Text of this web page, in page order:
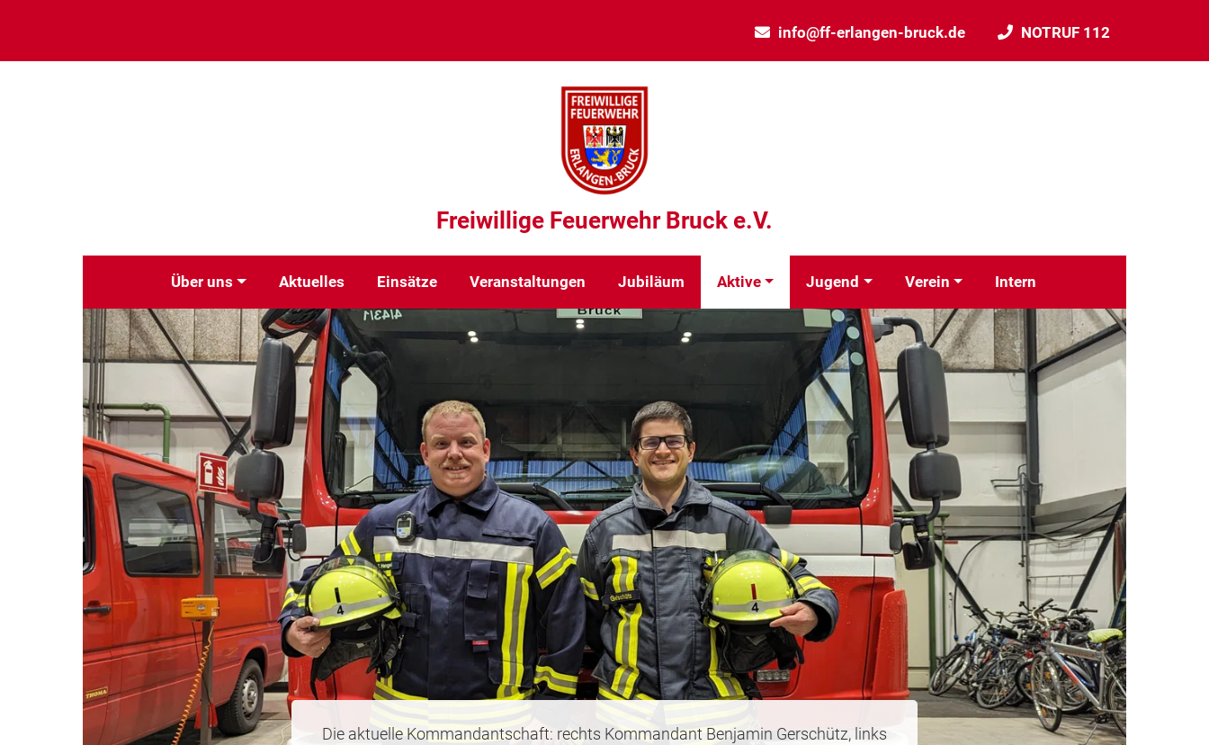
info@ff-erlangen-bruck.de NOTRUF 112
Freiwillige Feuerwehr Bruck e.V.
Über uns Aktuelles Einsätze Veranstaltungen Jubiläum Aktive Jugend Verein Intern
Die aktuelle Kommandantschaft: rechts Kommandant Benjamin Gerschütz, links